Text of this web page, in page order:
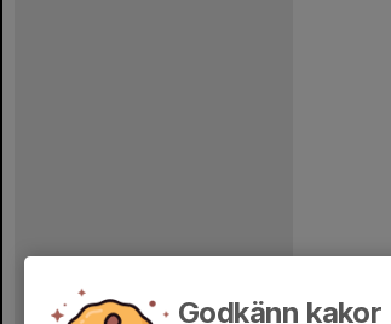
Godkänn kakor